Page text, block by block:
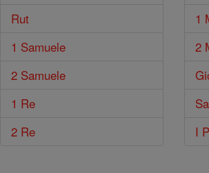
Rut
1 Samuele
2 Samuele
1 Re
2 Re
1
2
I